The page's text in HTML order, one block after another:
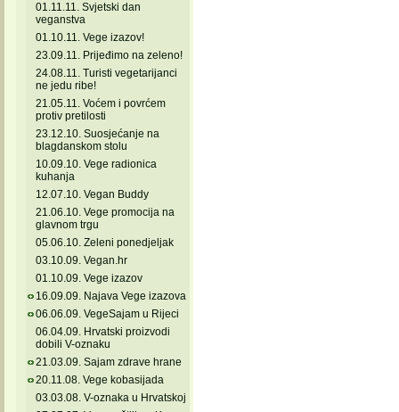
01.11.11. Svjetski dan
veganstva
01.10.11. Vege izazov!
23.09.11. Prijeđimo na zeleno!
24.08.11. Turisti vegetarijanci
ne jedu ribe!
21.05.11. Voćem i povrćem
protiv pretilosti
23.12.10. Suosjećanje na
blagdanskom stolu
10.09.10. Vege radionica
kuhanja
12.07.10. Vegan Buddy
21.06.10. Vege promocija na
glavnom trgu
05.06.10. Zeleni ponedjeljak
03.10.09. Vegan.hr
01.10.09. Vege izazov
16.09.09. Najava Vege izazova
06.06.09. VegeSajam u Rijeci
06.04.09. Hrvatski proizvodi
dobili V-oznaku
21.03.09. Sajam zdrave hrane
20.11.08. Vege kobasijada
03.03.08. V-oznaka u Hrvatskoj